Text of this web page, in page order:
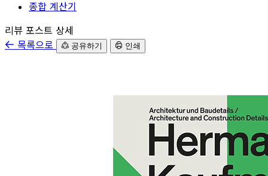
종합 계산기
본문으로 바로가기
리뷰 포스트 상세
목록으로
공유하기 인쇄